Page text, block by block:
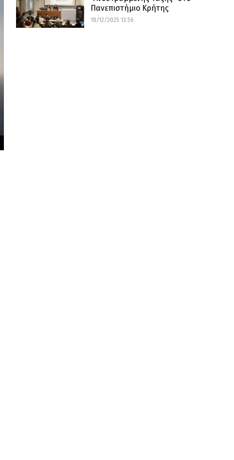
Πανεπιστήμιο Κρήτης
18/12/2025 13:56